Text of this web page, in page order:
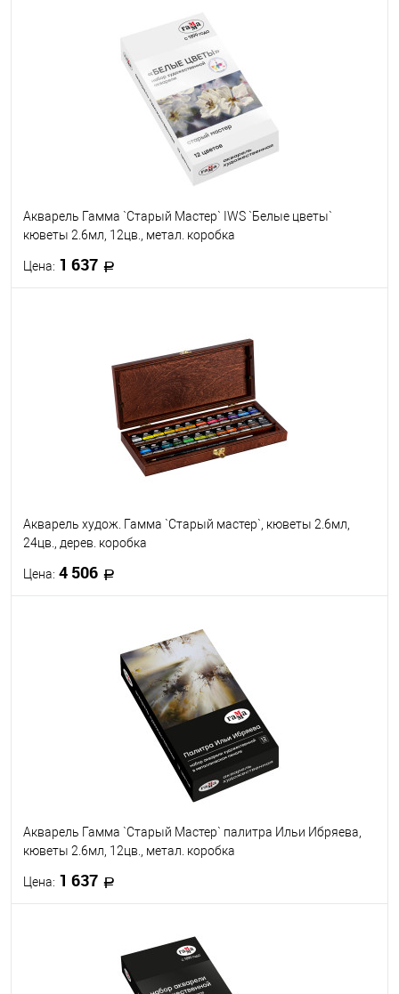
24
Акварель Гамма `Старый Мастер` IWS `Белые цветы`
кюветы 2.6мл, 12цв., метал. коробка
Цена: 1 637
В наличии
Акварель худож. Гамма `Старый мастер`, кюветы 2.6мл,
24цв., дерев. коробка
Цена: 4 506
Акварель Гамма `Старый Мастер` палитра Ильи Ибряева,
кюветы 2.6мл, 12цв., метал. коробка
Цена: 1 637
В корзину